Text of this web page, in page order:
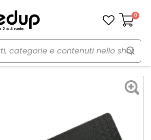
Carrello
0
Accessori interni e comfort
Tappeti
universale Maxi - LAMPA